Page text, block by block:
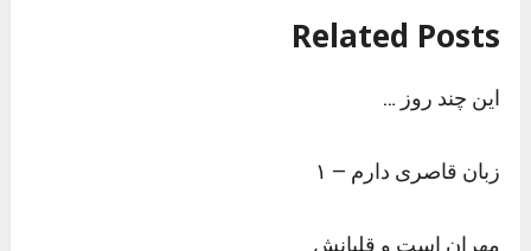
Related Posts
این چند روز …
زبان قاصری دارم – ۱
مهران است و قلیانش